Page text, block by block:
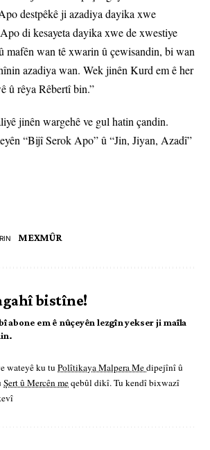
destpêkê ji azadiya dayika xwe
di kesayeta dayika xwe de xwestiye
mafên wan tê xwarin û çewisandin, bi wan
azadiya wan. Wek jinên Kurd em ê her
û rêya Rêbertî bin.”
jinên wargehê ve gul hatin çandin.
“Bijî Serok Apo” û “Jin, Jiyan, Azadî”
MEXMÛR
bistîne!
abone em ê nûçeyên lezgîn yekser ji maîla
wateyê ku tu Polîtikaya Malpera Medipejînî û
Şert û Mercên meqebûl dikî. Tu kendî bixwazî